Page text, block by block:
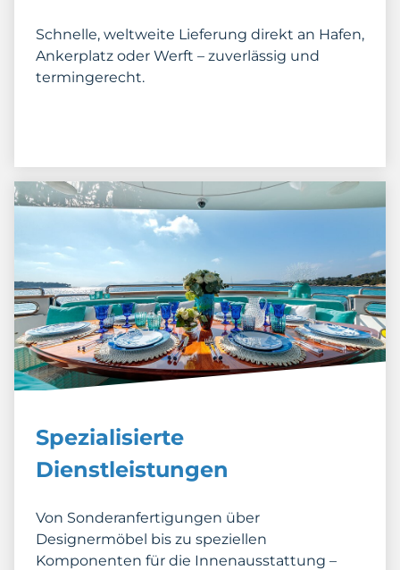
Schnelle, weltweite Lieferung direkt an Hafen,
Ankerplatz oder Werft – zuverlässig und
termingerecht.
Spezialisierte
Dienstleistungen
Von Sonderanfertigungen über
Designermöbel bis zu speziellen
Komponenten für die Innenausstattung –